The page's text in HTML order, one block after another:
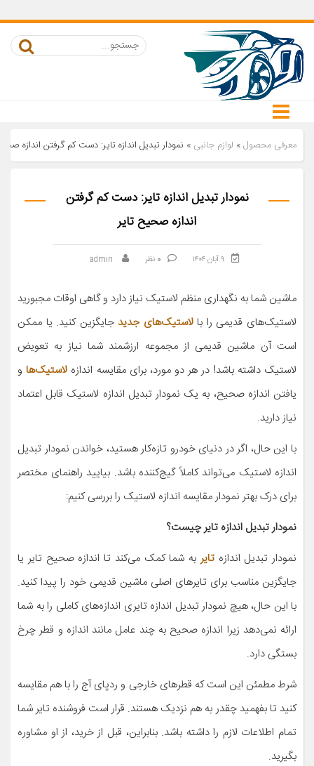
معرفی محصول» لوازم جانبی » نمودار تبدیل اندازه تایر: دست کم گرفتن اندازه
نمودار تبدیل اندازه تایر: دست کم گرفتن
اندازه صحیح تایر
۹ آبان ۱۴۰۴ 0 نظر
ماشین شما به نگهداری منظم لاستیک نیاز دارد و گاهی اوقات مجبورید
لاستیک‌های قدیمی را بالاستیک‌های جدیدجایگزین کنید. یا ممکن
است آن ماشین قدیمی از مجموعه ارزشمند شما نیاز به تعویض
لاستیک داشته باشد! در هر دو مورد، برای مقایسه اندازه لاستیک‌هاو
یافتن اندازه صحیح، به یک نمودار تبدیل اندازه لاستیک قابل اعتماد
نیاز دارید.
با این حال، اگر در دنیای خودرو تازه‌کار هستید، خواندن نمودار تبدیل
اندازه لاستیک می‌تواند کاملاً گیج‌کننده باشد. بیایید راهنمای مختصر
برای درک بهتر نمودار مقایسه اندازه لاستیک را بررسی کنیم:
نمودار تبدیل اندازه تایر چیست؟
نمودار تبدیل اندازهتایربه شما کمک می‌کند تا اندازه صحیح تایر یا
جایگزین مناسب برای تایرهای اصلی ماشین قدیمی خود را پیدا کنید.
با این حال، هیچ نمودار تبدیل اندازه تایری اندازه‌های کاملی را به شما
ارائه نمی‌دهد زیرا اندازه صحیح به چند عامل مانند اندازه و قطر چرخ
بستگی دارد.
شرط مطمئن این است که قطرهای خارجی و ردپای آج را با هم مقایسه
کنید تا بفهمید چقدر به هم نزدیک هستند. قرار است فروشنده تایر شما
تمام اطلاعات لازم را داشته باشد. بنابراین، قبل از خرید، از او مشاوره
بگیرید.